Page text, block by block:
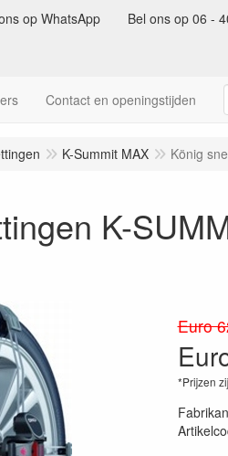
op WhatsApp Bel ons op 06 -
Contact en openingstijden
K-Summit MAX König
K-
Euro
*Prijzen